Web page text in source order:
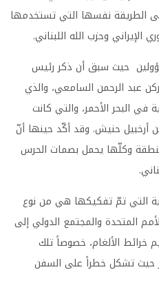
الطريقة نفسها التي تستخدمها
الإيراني وحزب الله اللبناني.
حيث سبق أن ذكر رئيس
عبد الرحمن السامعي، والذي
البحر الأحمر، والتي كانت
أرخبيل حنيش. وقد أكّد حينها أنّ
وكلّها يحمل بصمات الحرس
التي تمّ تفكيكها هي من نوع
المتحدة والمجتمع الدولي إلى
الألغام، خصوصاً تلك
حيث تشكل خطراً على السفن